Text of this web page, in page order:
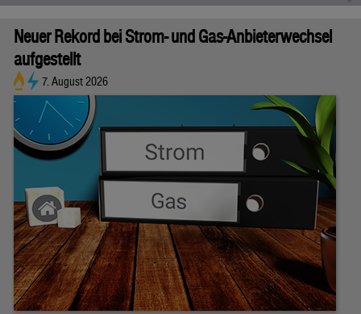
Neuer Rekord bei Strom- und Gas-Anbieterwechsel
aufgestellt
7. August 2026